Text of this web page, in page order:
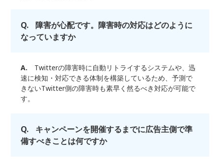
Q.
障害が心配です。障害時の対応はどのように
なっていますか
A.
Twitterの障害時に自動リトライするシステムや、迅
速に検知・対応できる体制を構築しているため、予測で
きないTwitter側の障害時も素早く然るべき対応が可能で
す。
Q.
キャンペーンを開催するまでに広告主側で準
備すべきことは何ですか